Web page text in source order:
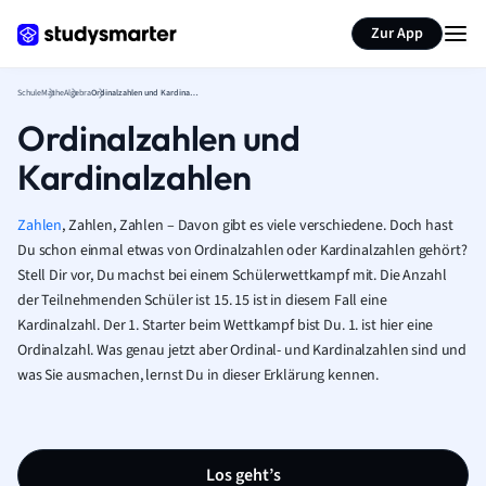
Zur App
SchuleMatheAlgebra Ordinalzahlen und Kardinalzahlen
Ordinalzahlen und
Kardinalzahlen
Zahlen, Zahlen, Zahlen – Davon gibt es viele verschiedene. Doch hast
Du schon einmal etwas von Ordinalzahlen oder Kardinalzahlen gehört?
Stell Dir vor, Du machst bei einem Schülerwettkampf mit. Die Anzahl
der Teilnehmenden Schüler ist 15. 15 ist in diesem Fall eine
Kardinalzahl. Der 1. Starter beim Wettkampf bist Du. 1. ist hier eine
Ordinalzahl. Was genau jetzt aber Ordinal- und Kardinalzahlen sind und
was Sie ausmachen, lernst Du in dieser Erklärung kennen.
Los geht’s
Seite zusammenfassen